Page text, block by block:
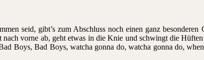
seid, gibt’s zum Abschluss noch einen ganz
nach vorne ab, geht etwas in die Knie und schwingt die
Boys, Bad Boys, watcha gonna do, watcha gonna do,